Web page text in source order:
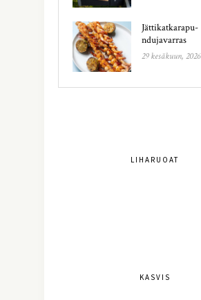
Jättikatkarapu-
ndujavarras
29 kesäkuun, 2026
LIHARUOAT
KASVIS